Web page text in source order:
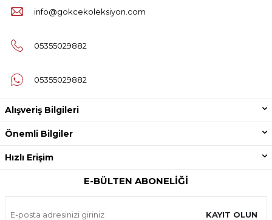
info@gokcekoleksiyon.com
05355029882
05355029882
Alışveriş Bilgileri
Önemli Bilgiler
Hızlı Erişim
E-BÜLTEN ABONELIĞI
KAYIT OLUN